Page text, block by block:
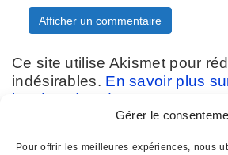
Gérer le
Pour offrir les meilleures expériences, nous
Ce site utilise Akismet pour
indésirables. En savoir plus
les données de vos